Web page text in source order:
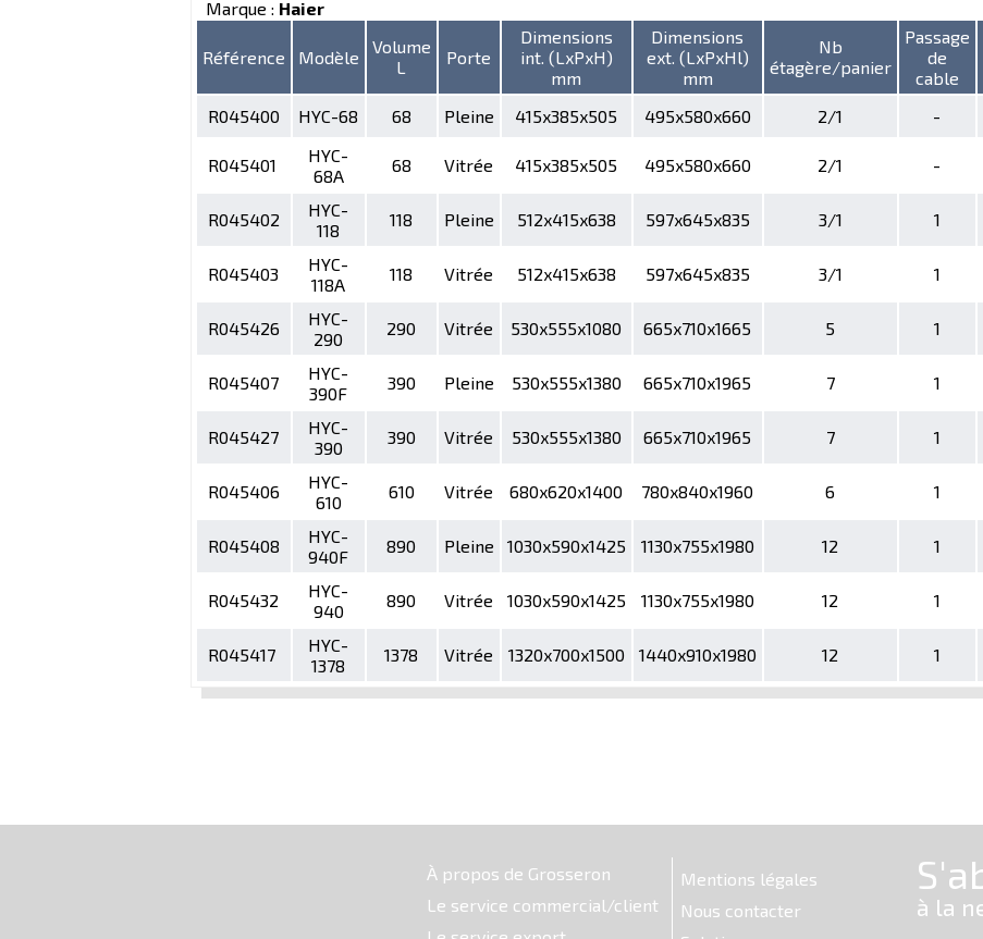
Marque : Haier
Référence Modèle
Volume
L
Porte
Dimensions
int. (LxPxH)
mm
Dimensions
ext. (LxPxHl)
mm
Nb
étagère/panier
Passage
de
cable
R045400 HYC-68 68 Pleine 415x385x505 495x580x660 2/1 -
R045401
HYC-
68A
68 Vitrée 415x385x505 495x580x660 2/1 -
R045402
HYC-
118
118 Pleine 512x415x638 597x645x835 3/1 1
R045403
HYC-
118A
118 Vitrée 512x415x638 597x645x835 3/1 1
R045426
HYC-
290
290 Vitrée 530x555x1080 665x710x1665 5 1
R045407
HYC-
390F
390 Pleine 530x555x1380 665x710x1965 7 1
R045427
HYC-
390
390 Vitrée 530x555x1380 665x710x1965 7 1
R045406
HYC-
610
610 Vitrée 680x620x1400 780x840x1960 6 1
R045408
HYC-
940F
890 Pleine 1030x590x1425 1130x755x1980 12 1
R045432
HYC-
940
890 Vitrée 1030x590x1425 1130x755x1980 12 1
R045417
HYC-
1378
1378 Vitrée 1320x700x1500 1440x910x1980 12 1
À propos de Grosseron
Le service commercial/client
Mentions légales
Nous contacter